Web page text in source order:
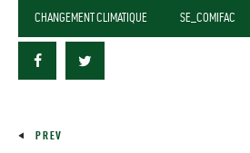
CHANGEMENT CLIMATIQUE SE_COMIFAC
PREV